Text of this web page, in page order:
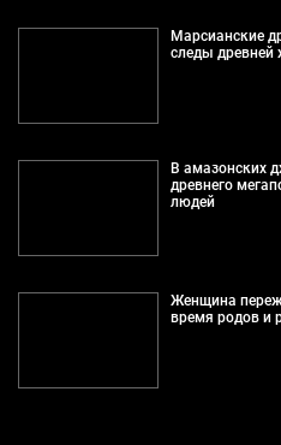
Марсианские
следы древней
В амазонских
древнего
людей
Женщина
время родов и